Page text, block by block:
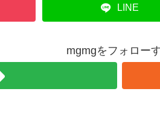
LINE
mgmgをフォロー